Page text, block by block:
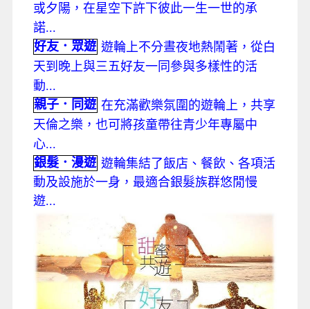
或夕陽，在星空下許下彼此一生一世的承
諾...
好友．眾遊 遊輪上不分晝夜地熱鬧著，從白
天到晚上與三五好友一同參與多樣性的活
動...
親子．同遊 在充滿歡樂氛圍的遊輪上，共享
天倫之樂，也可將孩童帶往青少年專屬中
心...
銀髮．漫遊 遊輪集結了飯店、餐飲、各項活
動及設施於一身，最適合銀髮族群悠閒慢
遊...